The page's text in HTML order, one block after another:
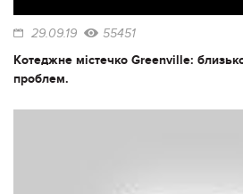
29.09.19 55451
Котеджне містечко Greenville:
проблем.